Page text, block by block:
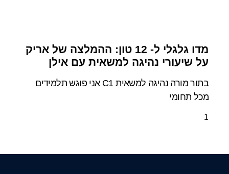
מדו גלגלי ל- 12 טון: ההמלצה של אריק
על שיעורי נהיגה למשאית עם אילן
בתור מורה נהיגה למשאית C1 אני פוגש תלמידים
מכל תחומי